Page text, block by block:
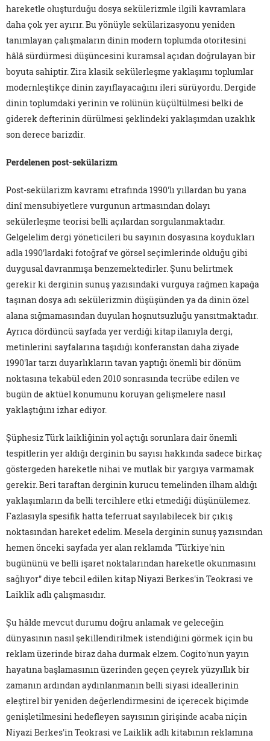
hareketle oluşturduğu dosya sekülerizmle ilgili kavramlara
daha çok yer ayırır. Bu yönüyle sekülarizasyonu yeniden
tanımlayan çalışmaların dinin modern toplumda otoritesini
hâlâ sürdürmesi düşüncesini kuramsal açıdan doğrulayan bir
boyuta sahiptir. Zira klasik sekülerleşme yaklaşımı toplumlar
modernleştikçe dinin zayıflayacağını ileri sürüyordu. Dergide
dinin toplumdaki yerinin ve rolünün küçültülmesi belki de
giderek defterinin dürülmesi şeklindeki yaklaşımdan uzaklık
son derece barizdir.
Perdelenen post-sekülarizm
Post-sekülarizm kavramı etrafında 1990'lı yıllardan bu yana
dinî mensubiyetlere vurgunun artmasından dolayı
sekülerleşme teorisi belli açılardan sorgulanmaktadır.
Gelgelelim dergi yöneticileri bu sayının dosyasına koydukları
adla 1990'lardaki fotoğraf ve görsel seçimlerinde olduğu gibi
duygusal davranmışa benzemektedirler. Şunu belirtmek
gerekir ki derginin sunuş yazısındaki vurguya rağmen kapağa
taşınan dosya adı sekülerizmin düşüşünden ya da dinin özel
alana sığmamasından duyulan hoşnutsuzluğu yansıtmaktadır.
Ayrıca dördüncü sayfada yer verdiği kitap ilanıyla dergi,
metinlerini sayfalarına taşıdığı konferanstan daha ziyade
1990'lar tarzı duyarlıkların tavan yaptığı önemli bir dönüm
noktasına tekabül eden 2010 sonrasında tecrübe edilen ve
bugün de aktüel konumunu koruyan gelişmelere nasıl
yaklaştığını izhar ediyor.
Şüphesiz Türk laikliğinin yol açtığı sorunlara dair önemli
tespitlerin yer aldığı derginin bu sayısı hakkında sadece birkaç
göstergeden hareketle nihai ve mutlak bir yargıya varmamak
gerekir. Beri taraftan derginin kurucu temelinden ilham aldığı
yaklaşımların da belli tercihlere etki etmediği düşünülemez.
Fazlasıyla spesifik hatta teferruat sayılabilecek bir çıkış
noktasından hareket edelim. Mesela derginin sunuş yazısından
hemen önceki sayfada yer alan reklamda "Türkiye'nin
bugününü ve belli işaret noktalarından hareketle okunmasını
sağlıyor" diye tebcil edilen kitap Niyazi Berkes'in Teokrasi ve
Laiklik adlı çalışmasıdır.
Şu hâlde mevcut durumu doğru anlamak ve geleceğin
dünyasının nasıl şekillendirilmek istendiğini görmek için bu
reklam üzerinde biraz daha durmak elzem. Cogito'nun yayın
hayatına başlamasının üzerinden geçen çeyrek yüzyıllık bir
zamanın ardından aydınlanmanın belli siyasi ideallerinin
eleştirel bir yeniden değerlendirmesini de içerecek biçimde
genişletilmesini hedefleyen sayısının girişinde acaba niçin
Niyazi Berkes'in Teokrasi ve Laiklik adlı kitabının reklamına